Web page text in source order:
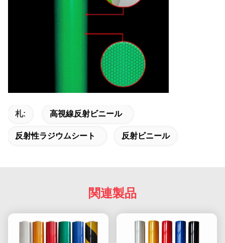
札: 高視線反射ビニール
反射性ラジウムシート 反射ビニール
関連製品